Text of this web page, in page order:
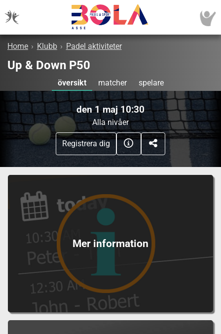
Home › Klubb › Padel aktiviteter
Up & Down P50
översikt matcher spelare
den 1 maj 10:30
Alla nivåer
Registrera dig
Mer information